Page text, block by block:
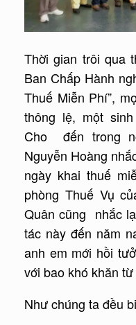
Thời gian trôi qua
Ban Chấp Hành
Thuế Miễn Phí”,
thông lệ, một
Cho đến trong
Nguyễn Hoàng
ngày khai thuế
phòng Thuế Vụ
Quân cũng nhắc
tác này đến năm
anh em mới hồi
với bao khó khăn
Như chúng ta đều